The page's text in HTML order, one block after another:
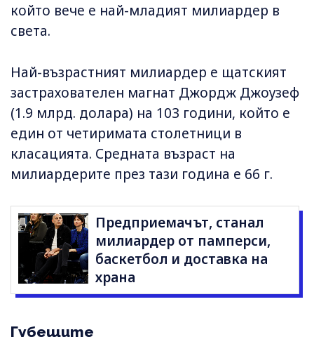
който вече е най-младият милиардер в
света.
Най-възрастният милиардер е щатският
застрахователен магнат Джордж Джоузеф
(1.9 млрд. долара) на 103 години, който е
един от четиримата столетници в
класацията. Средната възраст на
милиардерите през тази година е 66 г.
Предприемачът, станал
милиардер от памперси,
баскетбол и доставка на
храна
Губещите